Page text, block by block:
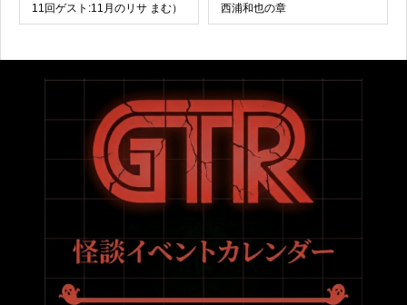
11回ゲスト:11月のリサ まむ）
西浦和也の章